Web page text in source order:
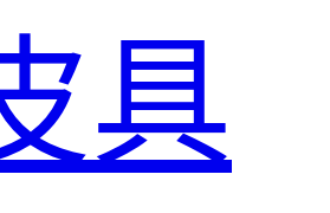
具